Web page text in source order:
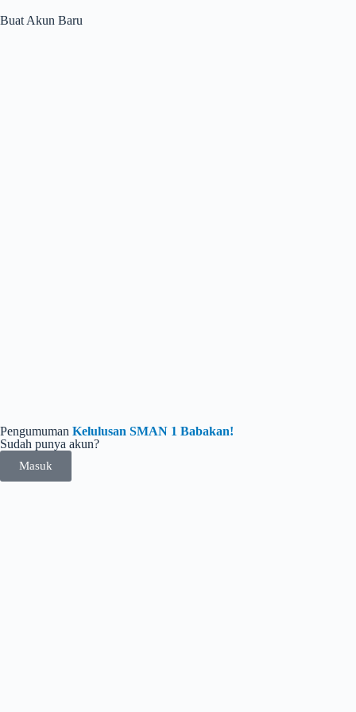
Buat Akun Baru
Pengumuman Kelulusan SMAN 1 Babakan!
Sudah punya akun?
Masuk